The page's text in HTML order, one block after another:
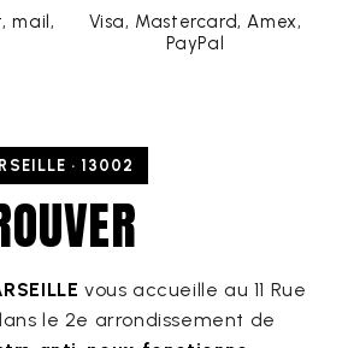
mail,
Visa, Mastercard, Amex,
PayPal
· 13002
vous accueille au 11 Rue
le 2e arrondissement de